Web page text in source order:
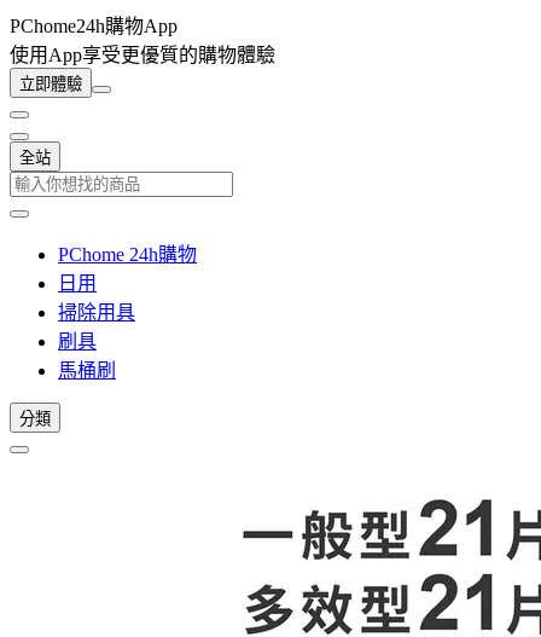
PChome24h購物App
使用App享受更優質的購物體驗
立即體驗
全站
PChome 24h購物
日用
掃除用具
刷具
馬桶刷
分類